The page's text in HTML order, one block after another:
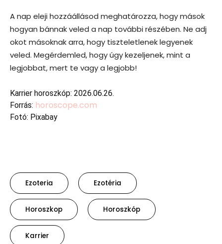
A nap eleji hozzáállásod meghatározza, hogy mások
hogyan bánnak veled a nap további részében. Ne adj
okot másoknak arra, hogy tiszteletlenek legyenek
veled. Megérdemled, hogy úgy kezeljenek, mint a
legjobbat, mert te vagy a legjobb!
Karrier horoszkóp: 2026.06.26.
Forrás: horoscope.com
Fotó: Pixabay
Ezoteria Ezotéria
Horoszkop Horoszkóp
Karrier